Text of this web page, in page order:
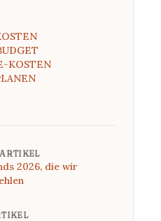
KOSTEN
2026, die wir